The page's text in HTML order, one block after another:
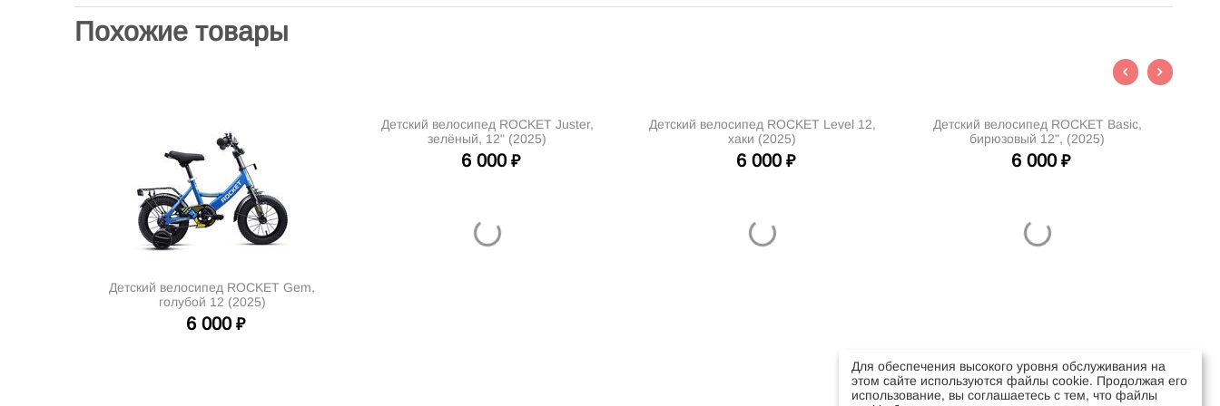
Похожие товары
Детский велосипед ROCKET Gem,
голубой 12 (2025)
6 000 ₽
Детский велосипед ROCKET Juster,
зелёный, 12" (2025)
6 000 ₽
Детский велосипед ROCKET Level 12,
хаки (2025)
6 000 ₽
Детский велосипед ROCKET Basic,
бирюзовый 12", (2025)
6 000 ₽
Для обеспечения высокого уровня обслуживания на
этом сайте используются файлы cookie. Продолжая его
использование, вы соглашаетесь с тем, что файлы